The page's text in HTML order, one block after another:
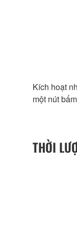
Kích hoạt
một nút
THỜI